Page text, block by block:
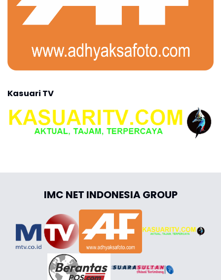
Kasuari TV
IMC NET INDONESIA GROUP